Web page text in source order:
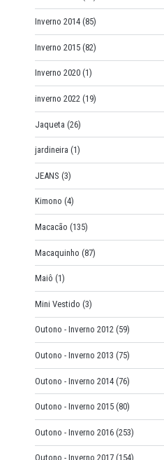
Inverno 2014 (85)
Inverno 2015 (82)
Inverno 2020 (1)
inverno 2022 (19)
Jaqueta (26)
jardineira (1)
JEANS (3)
Kimono (4)
Macacão (135)
Macaquinho (87)
Maiô (1)
Mini Vestido (3)
Outono - Inverno 2012 (59)
Outono - Inverno 2013 (75)
Outono - Inverno 2014 (76)
Outono - Inverno 2015 (80)
Outono - Inverno 2016 (253)
Outono - Inverno 2017 (154)